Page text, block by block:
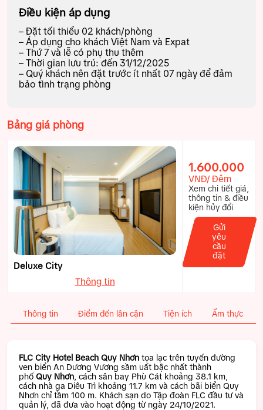
Điều kiện áp dụng
– Đặt tối thiểu 02 khách/phòng
– Áp dụng cho khách Việt Nam và Expat
– Thứ 7 và lễ có phụ thu thêm
– Thời gian lưu trú: đến 31/12/2025
– Quý khách nên đặt trước ít nhất 07 ngày để đảm
bảo tình trạng phòng
Bảng giá phòng
Deluxe City
Thông tin
1.600.000
VNĐ/ Đêm
Xem chi tiết giá,
thông tin & điều
kiện hủy đổi
Gửi
yêu
cầu
đặt
Thông tin Điểm đến lân cận Tiện ích Ẩm thực
FLC City Hotel Beach Quy Nhơn tọa lạc trên tuyến đường
ven biển An Dương Vương sầm uất bậc nhất thành
phố Quy Nhơn, cách sân bay Phù Cát khoảng 38.1 km,
cách nhà ga Diêu Trì khoảng 11.7 km và cách bãi biển Quy
Nhơn chỉ tầm 100 m. Khách sạn do Tập đoàn FLC đầu tư và
quản lý, đã đưa vào hoạt động từ ngày 24/10/2021.